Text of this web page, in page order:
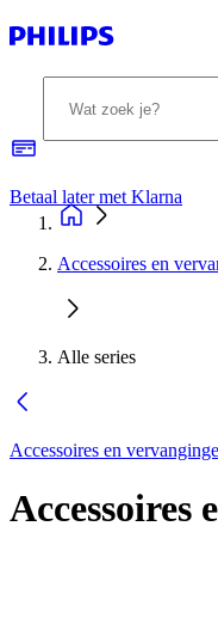
Betaal later met Klarna
Accessoires en
Alle series
Accessoires en
Accessoires